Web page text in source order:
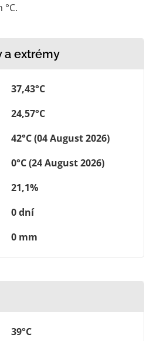
°C.
a extrémy
37,43°C
24,57°C
42°C (04 August 2026)
0°C (24 August 2026)
21,1%
0 dní
0 mm
39°C